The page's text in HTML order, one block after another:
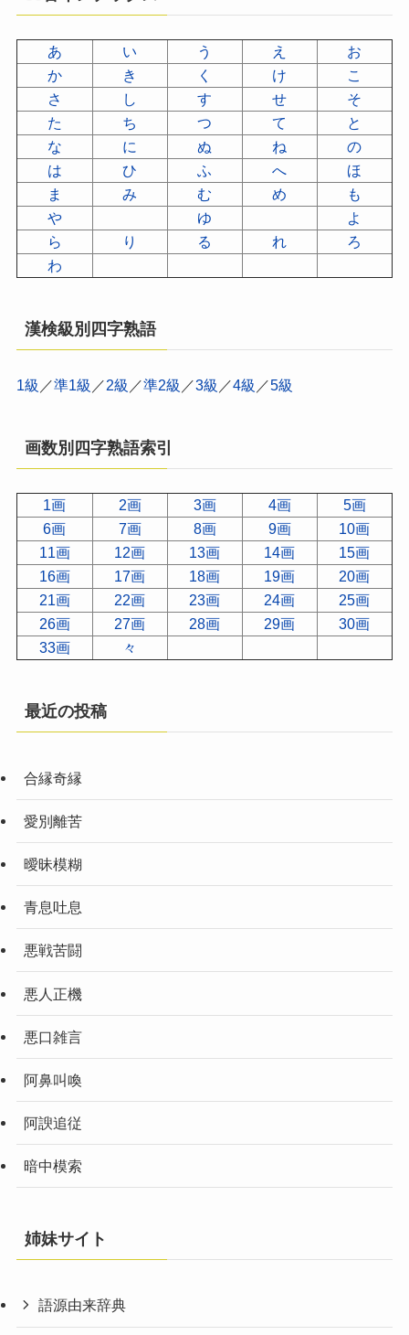
あ い う え
お
か
き く け
こ
さ
し す せ
そ
た
ち つ て
と
な
に ぬ ね
の
は
ひ ふ へ
ほ
ま
み む め
も
や
ゆ
よ
ら
り る れ
ろ
わ
漢検級別四字熟語
1級 ／準1級 ／2級 ／準2級 ／3級 ／4級 ／5級
画数別四字熟語索引
1画 2画 3画 4画
5画
6画
7画 8画 9画
10画
11画
12画 13画 14画
15画
16画
17画 18画 19画
20画
21画
22画 23画 24画
25画
26画
27画 28画 29画
30画
33画
々
最近の投稿
合縁奇縁
愛別離苦
曖昧模糊
青息吐息
悪戦苦闘
悪人正機
悪口雑言
阿鼻叫喚
阿諛追従
暗中模索
姉妹サイト
語源由来辞典